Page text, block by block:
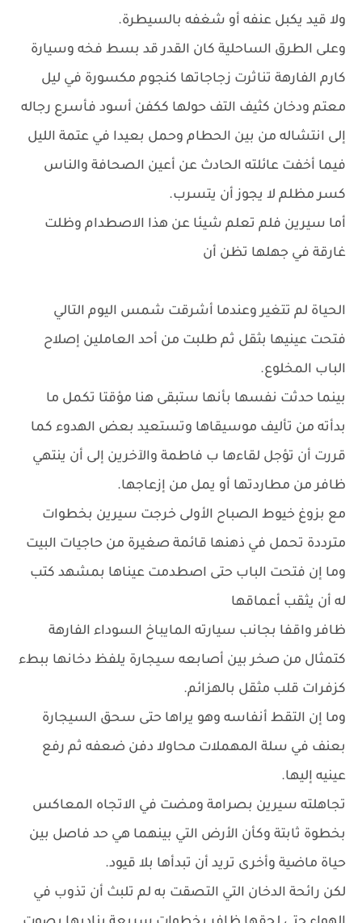
ولا قيد يكبل عنفه أو شغفه بالسيطرة.
وعلى الطرق الساحلية كان القدر قد بسط فخه وسيارة
كارم الفارهة تناثرت زجاجاتها كنجوم مكسورة في ليل
معتم ودخان كثيف التف حولها ككفن أسود فأسرع رجاله
إلى انتشاله من بين الحطام وحمل بعيدا في عتمة الليل
فيما أخفت عائلته الحادث عن أعين الصحافة والناس
كسر مظلم لا يجوز أن يتسرب.
أما سيرين فلم تعلم شيئا عن هذا الاصطدام وظلت
غارقة في جهلها تظن أن
الحياة لم تتغير وعندما أشرقت شمس اليوم التالي
فتحت عينيها بثقل ثم طلبت من أحد العاملين إصلاح
الباب المخلوع.
بينما حدثت نفسها بأنها ستبقى هنا مؤقتا تكمل ما
بدأته من تأليف موسيقاها وتستعيد بعض الهدوء كما
قررت أن تؤجل لقاءها ب فاطمة والآخرين إلى أن ينتهي
ظافر من مطاردتها أو يمل من إزعاجها.
مع بزوغ خيوط الصباح الأولى خرجت سيرين بخطوات
مترددة تحمل في ذهنها قائمة صغيرة من حاجيات البيت
وما إن فتحت الباب حتى اصطدمت عيناها بمشهد كتب
له أن يثقب أعماقها
ظافر واقفا بجانب سيارته المايباخ السوداء الفارهة
كتمثال من صخر بين أصابعه سيجارة يلفظ دخانها ببطء
كزفرات قلب مثقل بالهزائم.
وما إن التقط أنفاسه وهو يراها حتى سحق السيجارة
بعنف في سلة المهملات محاولا دفن ضعفه ثم رفع
عينيه إليها.
تجاهلته سيرين بصرامة ومضت في الاتجاه المعاكس
بخطوة ثابتة وكأن الأرض التي بينهما هي حد فاصل بين
حياة ماضية وأخرى تريد أن تبدأها بلا قيود.
لكن رائحة الدخان التي التصقت به لم تلبث أن تذوب في